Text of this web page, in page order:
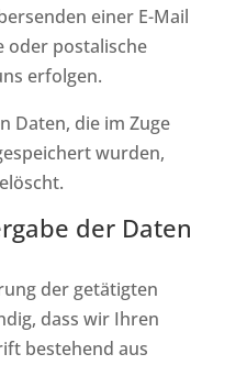
einer E-Mail
oder postalische
erfolgen.
Daten, die im Zuge
wurden,
der Daten
der getätigten
dass wir Ihren
bestehend aus